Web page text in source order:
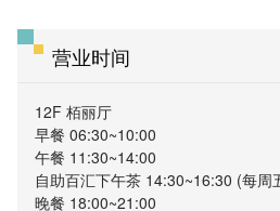
营业时间
12F 栢丽厅
早餐 06:30~10:00
午餐 11:30~14:00
自助百汇下午茶 14:30~16:30 (每周
晚餐 18:00~21:00